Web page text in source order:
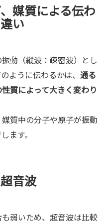
媒質による伝わ
い
動（縦波：疎密波）とし
ように伝わるかは、 通る
質によって大きく変わり
媒質中の分子や原子が振動
ます。
音波
弱いため、超音波は比較